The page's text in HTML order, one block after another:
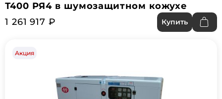
Т400 РЯ4 в шумозащитном кожухе
1 261 917 ₽
Купить
Акция